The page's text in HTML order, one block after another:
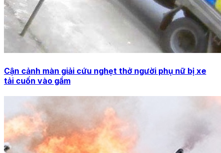
Cận cảnh màn giải cứu nghẹt thở người phụ nữ bị xe
tải cuốn vào gầm